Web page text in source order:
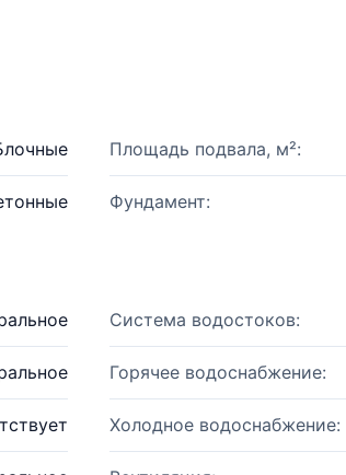
Площадь подвала, м²:
Фундамент:
Система водостоков:
Горячее водоснабжение:
Холодное водоснабжение: